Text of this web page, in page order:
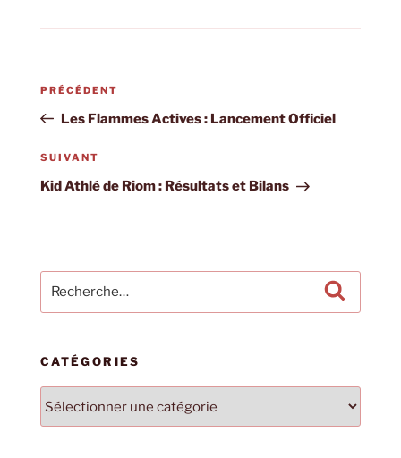
Navigation
l’article
Article
précédent
PRÉCÉDENT
Les Flammes Actives : Lancement Officiel
Article
suivant
SUIVANT
Kid Athlé de Riom : Résultats et Bilans
pour
CATÉGORIES